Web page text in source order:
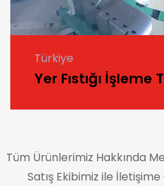
Türkiye
Yer Fıstığı İşleme
Tüm Ürünlerimiz Hakkında
Satış Ekibimiz ile